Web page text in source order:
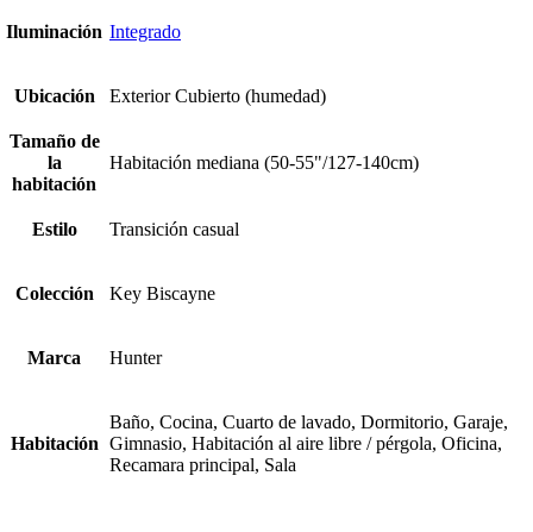
Iluminación Integrado
Ubicación Exterior Cubierto (humedad)
Tamaño de
la
habitación
Habitación mediana (50-55"/127-140cm)
Estilo Transición casual
Colección Key Biscayne
Marca Hunter
Habitación
Baño, Cocina, Cuarto de lavado, Dormitorio, Garaje,
Gimnasio, Habitación al aire libre / pérgola, Oficina,
Recamara principal, Sala